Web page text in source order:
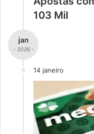
103 Mil
jan
- 2026 -
14 janeiro